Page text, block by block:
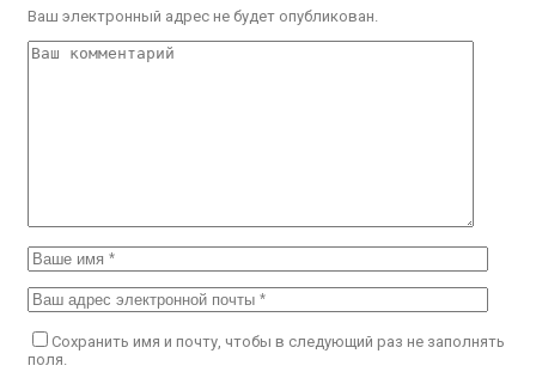
Ваш электронный адрес не будет опубликован.
Сохранить имя и почту, чтобы в следующий раз не заполнять
поля.